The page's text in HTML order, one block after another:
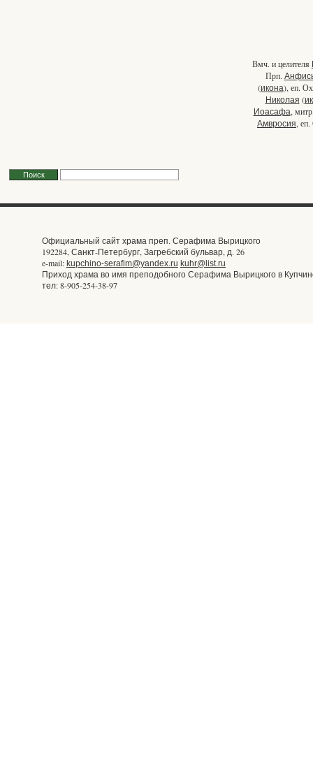
Вмч. и целителя
Прп.
(икона), еп.
Николая (
Иоасафа,
Амвросия,
Официальный сайт храма преп. Серафима Вырицкого
192284, Санкт-Петербург, Загребский бульвар, д. 26
e-mail: kupchino-serafim@yandex.ru kuhr@list.ru
Приход храма во имя преподобного Серафима Вырицкого в
тел: 8-905-254-38-97